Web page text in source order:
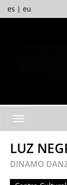
es | eu
Menú
LUZ
DINAMO